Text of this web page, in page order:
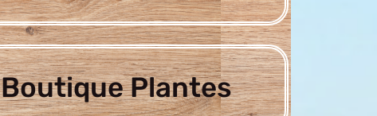
Boutique Plantes